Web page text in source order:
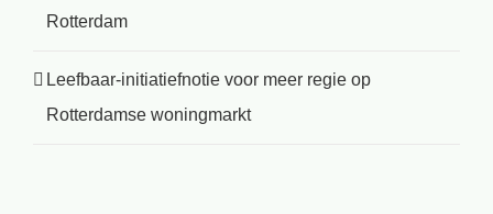
Rotterdam
Leefbaar-initiatiefnotie voor meer regie op
Rotterdamse woningmarkt